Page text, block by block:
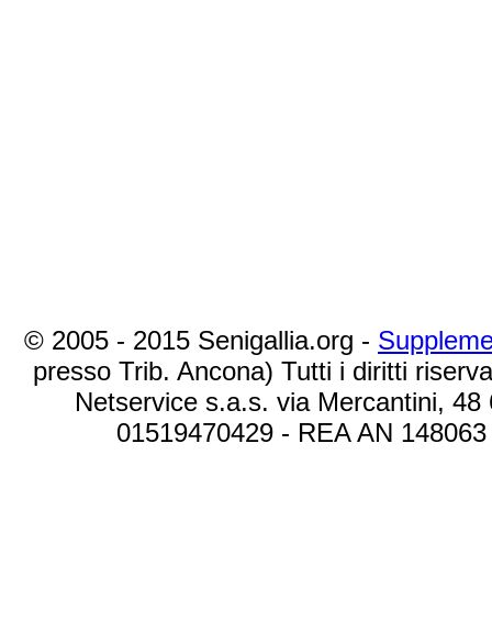
© 2005 - 2015 Senigallia.org -
presso Trib. Ancona) Tutti i diritti
Netservice s.a.s. via Mercantini,
01519470429 - REA AN